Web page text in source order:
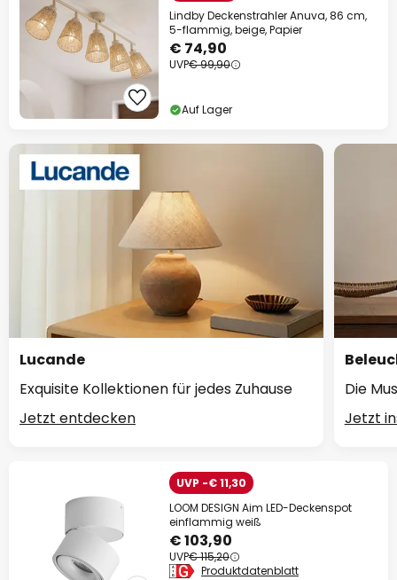
Lindby Deckenstrahler Anuva, 86 cm,
5-flammig, beige, Papier
€ 74,90
UVP€ 99,90
Auf Lager
Lucande
Exquisite Kollektionen für jedes Zuhause
Jetzt entdecken
Die
Jetzt
UVP -€ 11,30
LOOM DESIGN Aim LED-Deckenspot
einflammig weiß
€ 103,90
UVP€ 115,20
Produktdatenblatt